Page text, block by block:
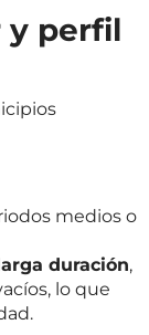
y perfil
medios o
duración,
lo que